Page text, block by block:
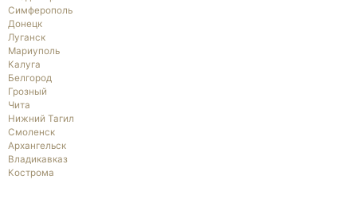
Симферополь
Донецк
Луганск
Мариуполь
Калуга
Белгород
Грозный
Чита
Нижний Тагил
Смоленск
Архангельск
Владикавказ
Кострома